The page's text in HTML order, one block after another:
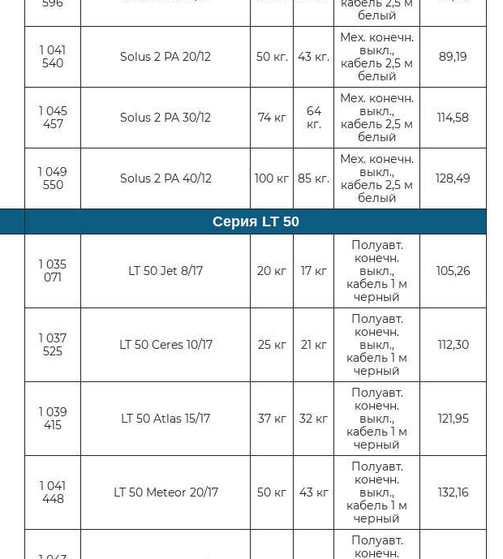
белый
1 041
540
Solus 2 PA 20/12 50 кг. 43 кг.
Мех. конечн.
выкл.,
кабель 2,5 м
белый
89,19
1 045
457
Solus 2 PA 30/12 74 кг
64
кг.
Мех. конечн.
выкл.,
кабель 2,5 м
белый
114,58
1 049
550
Solus 2 PA 40/12 100 кг 85 кг.
Мех. конечн.
выкл.,
кабель 2,5 м
белый
128,49
Серия LT 50
1 035
071
LT 50 Jet 8/17 20 кг 17 кг
Полуавт.
конечн.
выкл.,
кабель 1 м
черный
105,26
1 037
525
LT 50 Ceres 10/17 25 кг 21 кг
Полуавт.
конечн.
выкл.,
кабель 1 м
черный
112,30
1 039
415
LT 50 Atlas 15/17 37 кг 32 кг
Полуавт.
конечн.
выкл.,
кабель 1 м
черный
121,95
1 041
448
LT 50 Meteor 20/17 50 кг 43 кг
Полуавт.
конечн.
выкл.,
кабель 1 м
черный
132,16
Полуавт.
конечн.